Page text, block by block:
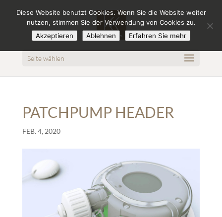
Seite wählen
PATCHPUMP HEADER
FEB. 4, 2020
Diese Website benutzt Cookies. Wenn Sie die Website weiter
nutzen, stimmen Sie der Verwendung von Cookies zu.
Akzeptieren
Ablehnen Erfahren Sie mehr